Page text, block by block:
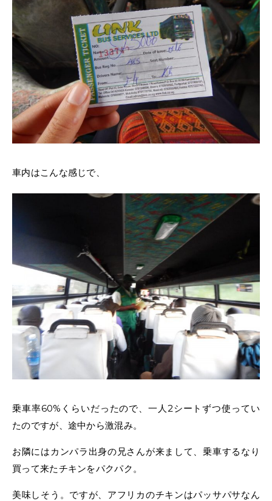
車内はこんな感じで、
乗車率60%くらいだったので、一人2シートずつ使ってい
たのですが、途中から激混み。
お隣にはカンパラ出身の兄さんが来まして、乗車するなり
買って来たチキンをパクパク。
美味しそう。ですが、アフリカのチキンはパッサパサなん